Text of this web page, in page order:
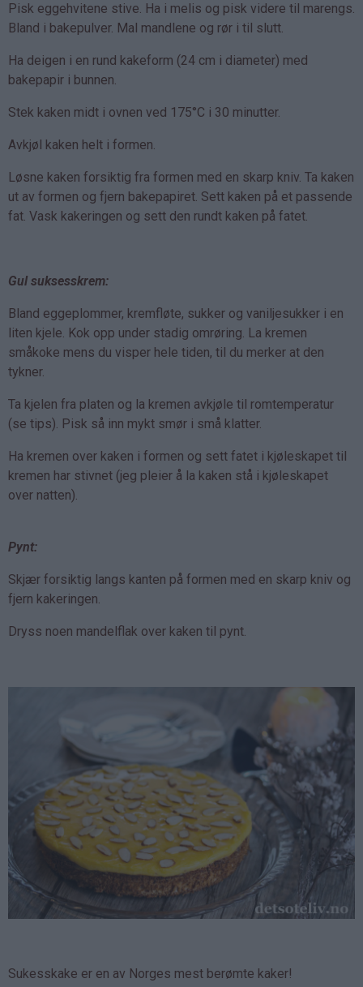
Pisk eggehvitene stive. Ha i melis og pisk videre til marengs.
Bland i bakepulver. Mal mandlene og rør i til slutt.
Ha deigen i en rund kakeform (24 cm i diameter) med
bakepapir i bunnen.
Stek kaken midt i ovnen ved 175°C i 30 minutter.
Avkjøl kaken helt i formen.
Løsne kaken forsiktig fra formen med en skarp kniv. Ta kaken
ut av formen og fjern bakepapiret. Sett kaken på et passende
fat. Vask kakeringen og sett den rundt kaken på fatet.
Gul suksesskrem:
Bland eggeplommer, kremfløte, sukker og vaniljesukker i en
liten kjele. Kok opp under stadig omrøring. La kremen
småkoke mens du visper hele tiden, til du merker at den
tykner.
Ta kjelen fra platen og la kremen avkjøle til romtemperatur
(se tips). Pisk så inn mykt smør i små klatter.
Ha kremen over kaken i formen og sett fatet i kjøleskapet til
kremen har stivnet (jeg pleier å la kaken stå i kjøleskapet
over natten).
Pynt:
Skjær forsiktig langs kanten på formen med en skarp kniv og
fjern kakeringen.
Dryss noen mandelflak over kaken til pynt.
Sukesskake er en av Norges mest berømte kaker!